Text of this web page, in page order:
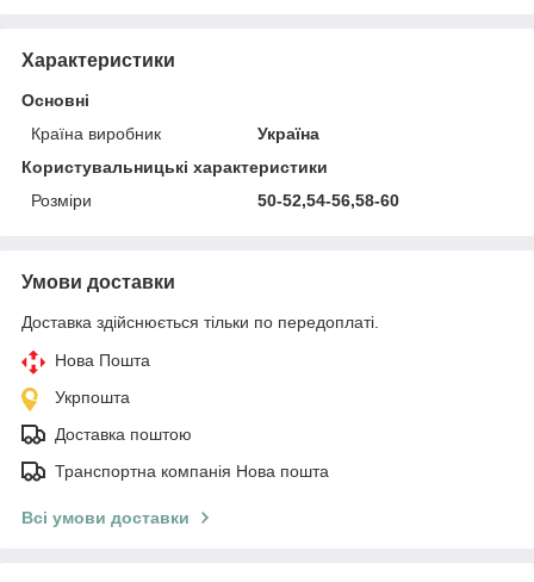
Характеристики
Основні
Країна виробник
Україна
Користувальницькі характеристики
Розміри
50-52,54-56,58-60
Умови доставки
Доставка здійснюється тільки по передоплаті.
Нова Пошта
Укрпошта
Доставка поштою
Транспортна компанія Нова пошта
Всі умови доставки